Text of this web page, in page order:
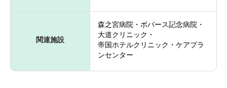
関連施設
森之宮病院・ボバース記念病院・
大道クリニック・
帝国ホテルクリニック・ケアプラ
ンセンター